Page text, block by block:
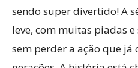
sendo super divertido! A
leve, com muitas piadas
sem perder a ação que